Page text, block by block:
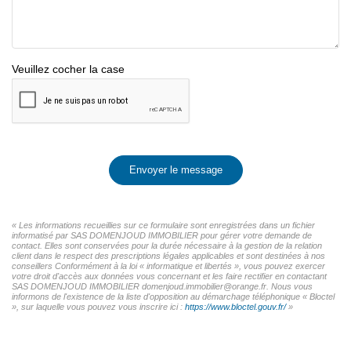
Veuillez cocher la case
Envoyer le message
« Les informations recueillies sur ce formulaire sont enregistrées dans un fichier
informatisé par SAS DOMENJOUD IMMOBILIER pour gérer votre demande de
contact. Elles sont conservées pour la durée nécessaire à la gestion de la relation
client dans le respect des prescriptions légales applicables et sont destinées à nos
conseillers Conformément à la loi « informatique et libertés », vous pouvez exercer
votre droit d'accès aux données vous concernant et les faire rectifier en contactant
SAS DOMENJOUD IMMOBILIER domenjoud.immobilier@orange.fr. Nous vous
informons de l'existence de la liste d'opposition au démarchage téléphonique « Bloctel
», sur laquelle vous pouvez vous inscrire ici : https://www.bloctel.gouv.fr/»